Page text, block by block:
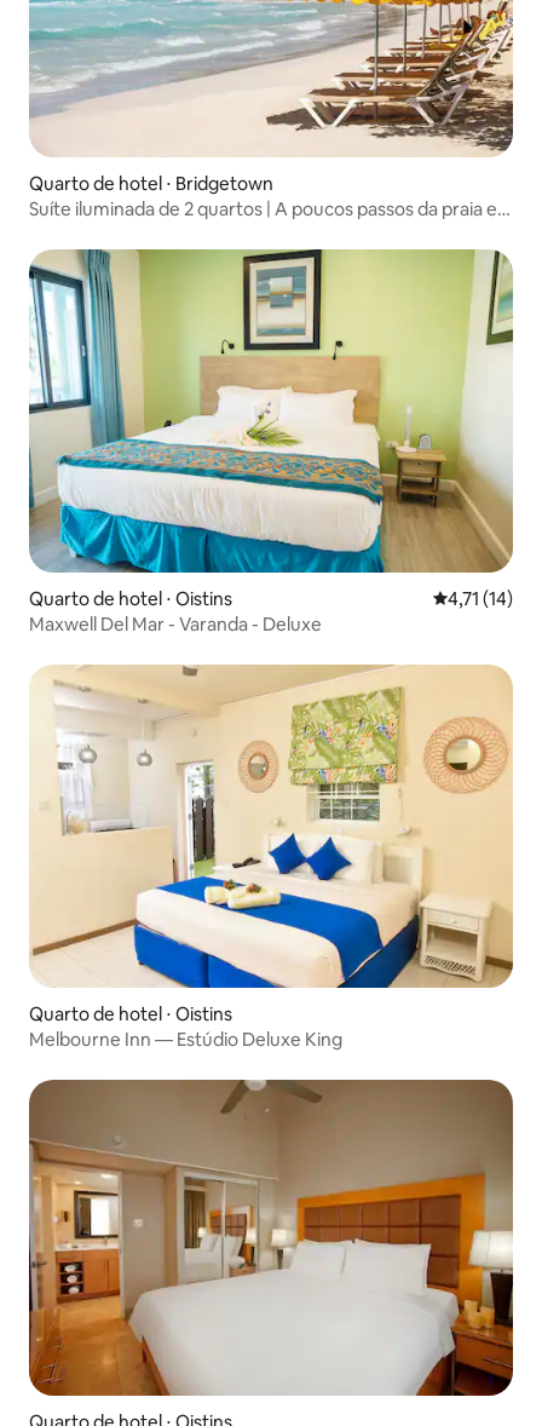
Quarto de hotel ⋅ Bridgetown
Suíte iluminada de 2 quartos | A poucos passos da praia e
Quarto de hotel ⋅ Oistins 4,71 de uma
4,71 (14)
Maxwell Del Mar - Varanda - Deluxe
Quarto de hotel ⋅ Oistins
Melbourne Inn — Estúdio Deluxe King